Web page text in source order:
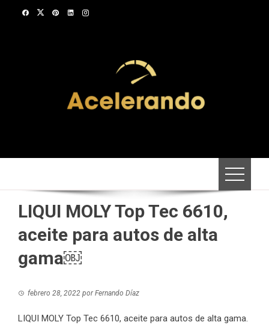
LIQUI MOLY Top Tec 6610,
aceite para autos de alta
gama￼
febrero 28, 2022 porFernando Díaz
LIQUI MOLY Top Tec 6610, aceite para autos de alta gama.